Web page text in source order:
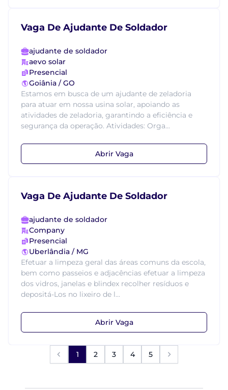
Vaga De Ajudante De Soldador
ajudante de soldador
aevo solar
Presencial
Goiânia / GO
Estamos em busca de um ajudante de zeladoria
para atuar em nossa usina solar, apoiando as
atividades de zeladoria, garantindo a eficiência e
segurança da operação. Atividades: Orga...
Abrir Vaga
Vaga De Ajudante De Soldador
ajudante de soldador
Company
Presencial
Uberlândia / MG
Efetuar a limpeza geral das áreas comuns da escola,
bem como passeios e adjacências efetuar a limpeza
dos vidros, janelas e blindex recolher resíduos e
depositá-Los no lixeiro de l...
Abrir Vaga
1 2 3 4 5